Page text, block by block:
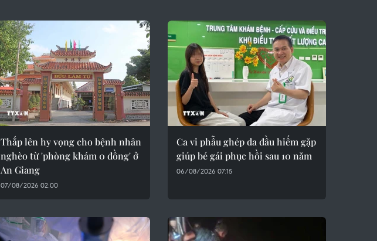
Thắp lên hy vọng cho bệnh nhân
nghèo từ 'phòng khám 0 đồng' ở
An Giang
07/08/2026 02:00
Ca vi phẫu ghép da đầu hiếm gặp
giúp bé gái phục hồi sau 10 năm
06/08/2026 07:15